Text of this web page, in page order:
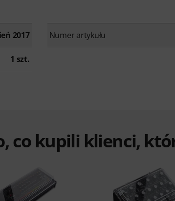
2017 Numer artykułu
1 szt.
co kupili klienci,